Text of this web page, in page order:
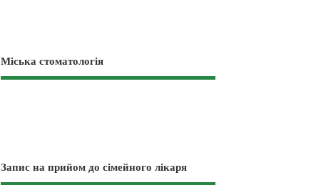
Міська стоматологія
Запис на прийом до сімейного лікаря